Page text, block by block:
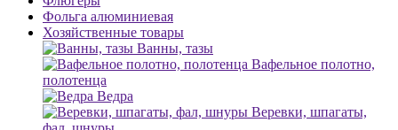
Фольга алюминиевая
Хозяйственные товары
Ванны, тазы
Вафельное полотно,
полотенца
Ведра
Веревки, шпагаты,